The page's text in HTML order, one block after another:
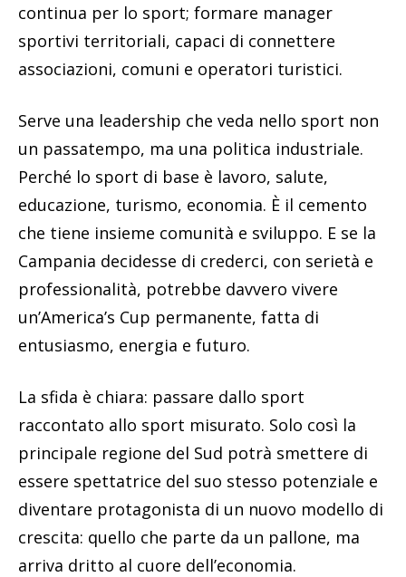
continua per lo sport; formare manager
sportivi territoriali, capaci di connettere
associazioni, comuni e operatori turistici.
Serve una leadership che veda nello sport non
un passatempo, ma una politica industriale.
Perché lo sport di base è lavoro, salute,
educazione, turismo, economia. È il cemento
che tiene insieme comunità e sviluppo. E se la
Campania decidesse di crederci, con serietà e
professionalità, potrebbe davvero vivere
un’America’s Cup permanente, fatta di
entusiasmo, energia e futuro.
La sfida è chiara: passare dallo sport
raccontato allo sport misurato. Solo così la
principale regione del Sud potrà smettere di
essere spettatrice del suo stesso potenziale e
diventare protagonista di un nuovo modello di
crescita: quello che parte da un pallone, ma
arriva dritto al cuore dell’economia.